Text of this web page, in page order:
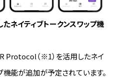
たネイティブトークンスワップ機
Protocol（※1）を活用したネイ
機能が追加が予定されています。